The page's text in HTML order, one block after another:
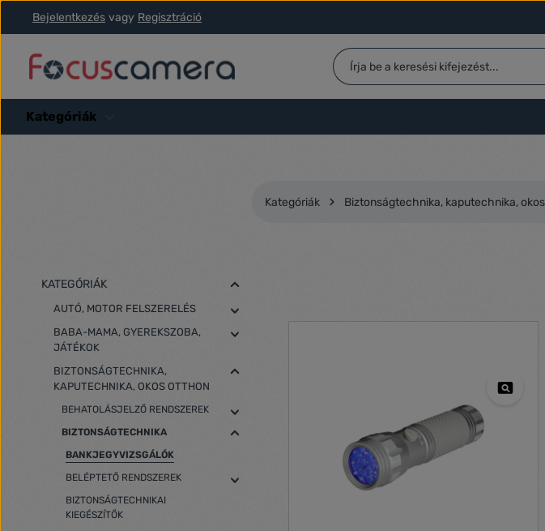
a fő tartalomra
Ugrás a kereséshez
Ugrás a fő navigációhoz
Bejelentkezés vagy Regisztráció
Kategóriák
Kategóriák Biztonságtechnika, kaputechnika,
KATEGÓRIÁK
AUTÓ, MOTOR FELSZERELÉS
BABA-MAMA, GYEREKSZOBA,
JÁTÉKOK
BIZTONSÁGTECHNIKA,
KAPUTECHNIKA, OKOS OTTHON
BEHATOLÁSJELZŐ RENDSZEREK
BIZTONSÁGTECHNIKA
BANKJEGYVIZSGÁLÓK
BELÉPTETŐ RENDSZEREK
BIZTONSÁGTECHNIKAI
KIEGÉSZÍTŐK